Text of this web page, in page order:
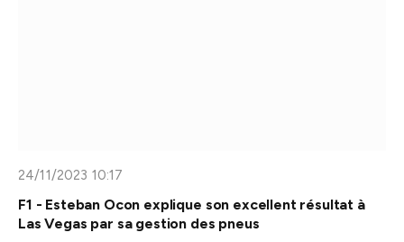
24/11/2023 10:17
F1 - Esteban Ocon explique son excellent résultat à
Las Vegas par sa gestion des pneus